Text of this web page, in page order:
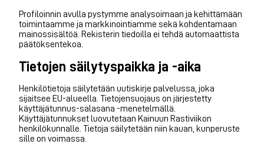
Profiloinnin avulla pystymme analysoimaan ja kehittämään
toimintaamme ja markkinointiamme sekä kohdentamaan
mainossisältöä. Rekisterin tiedoilla ei tehdä automaattista
päätöksentekoa.
Tietojen säilytyspaikka ja -aika
Henkilötietoja säilytetään uutiskirje palvelussa, joka
sijaitsee EU-alueella. Tietojensuojaus on järjestetty
käyttäjätunnus-salasana -menetelmällä.
Käyttäjätunnukset luovutetaan Kainuun Rastiviikon
henkilökunnalle. Tietoja säilytetään niin kauan, kunperuste
sille on voimassa.